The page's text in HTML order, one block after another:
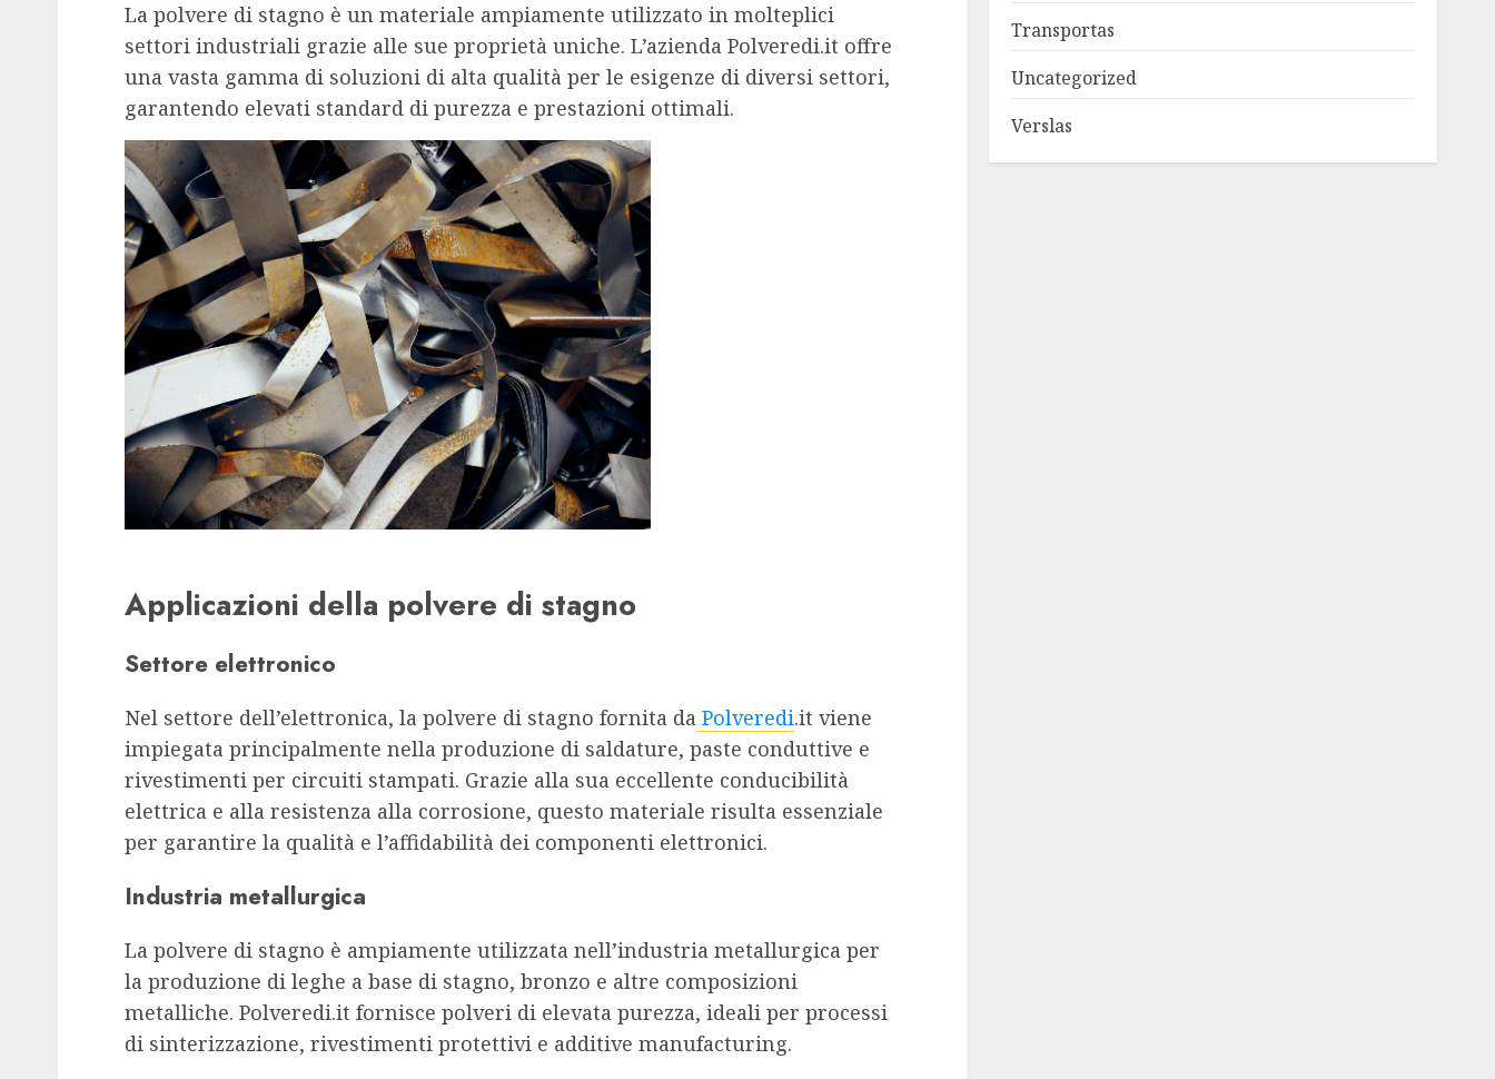
La polvere di stagno è un materiale ampiamente utilizzato in molteplici
settori industriali grazie alle sue proprietà uniche. L’azienda Polveredi.it offre
una vasta gamma di soluzioni di alta qualità per le esigenze di diversi settori,
garantendo elevati standard di purezza e prestazioni ottimali.
Applicazioni della polvere di stagno
Settore elettronico
Nel settore dell’elettronica, la polvere di stagno fornita da Polveredi.it viene
impiegata principalmente nella produzione di saldature, paste conduttive e
rivestimenti per circuiti stampati. Grazie alla sua eccellente conducibilità
elettrica e alla resistenza alla corrosione, questo materiale risulta essenziale
per garantire la qualità e l’affidabilità dei componenti elettronici.
Industria metallurgica
La polvere di stagno è ampiamente utilizzata nell’industria metallurgica per
la produzione di leghe a base di stagno, bronzo e altre composizioni
metalliche. Polveredi.it fornisce polveri di elevata purezza, ideali per processi
di sinterizzazione, rivestimenti protettivi e additive manufacturing.
Transportas
Uncategorized
Verslas